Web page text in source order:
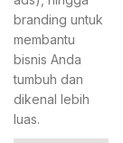
branding untuk
membantu
bisnis Anda
tumbuh dan
dikenal lebih
luas.